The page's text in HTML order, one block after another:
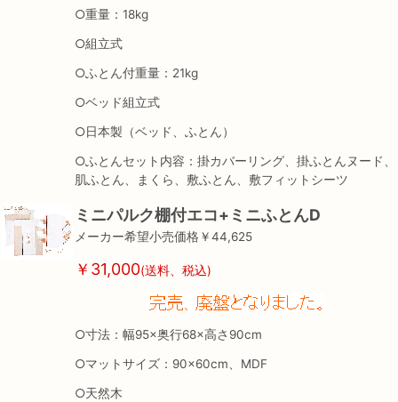
○重量：18kg
○組立式
○ふとん付重量：21kg
○ベッド組立式
○日本製（ベッド、ふとん）
○ふとんセット内容：掛カバーリング、掛ふとんヌード、
肌ふとん、まくら、敷ふとん、敷フィットシーツ
ミニパルク棚付エコ+ミニふとんD
メーカー希望小売価格￥44,625
￥31,000(送料、税込)
○寸法：幅95×奥行68×高さ90cm
○マットサイズ：90×60cm、MDF
○天然木